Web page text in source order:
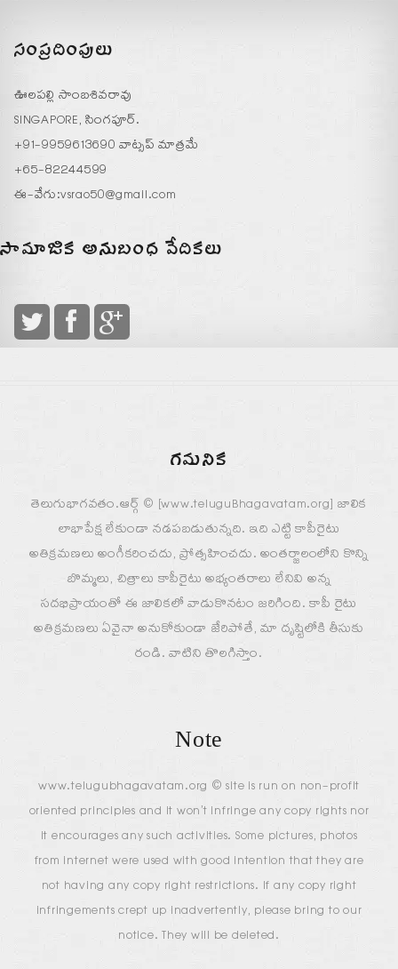
సంప్రదింపులు
ఊలపల్లి సాంబశివరావు
SINGAPORE, సింగపూర్.
+91-9959613690 వాట్సప్ మాత్రమే
+65-82244599
ఈ-వేగు:vsrao50@gmail.com
సామాజిక అనుబంధ వేదికలు
గమనిక
తెలుగుభాగవతం.ఆర్గ్ © [www.teluguBhagavatam.org] జాలిక
లాభాపేక్ష లేకుండా నడపబడుతున్నది. ఇది ఎట్టి కాపీరైటు
అతిక్రమణలు అంగీకరించదు, ప్రోత్సహించదు. అంతర్జాలంలోని కొన్ని
బొమ్మలు, చిత్రాలు కాపీరైటు అభ్యంతరాలు లేనివి అన్న
సదభిప్రాయంతో ఈ జాలికలో వాడుకొనటం జరిగింది. కాపీ రైటు
అతిక్రమణలు ఏవైనా అనుకోకుండా జేరిపోతే, మా దృష్టిలోకి తీసుకు
రండి. వాటిని తొలగిస్తాం.
Note
www.telugubhagavatam.org © site is run on non-profit
oriented principles and it won’t infringe any copy rights nor
it encourages any such activities. Some pictures, photos
from internet were used with good intention that they are
not having any copy right restrictions. If any copy right
infringements crept up inadvertently, please bring to our
notice. They will be deleted.